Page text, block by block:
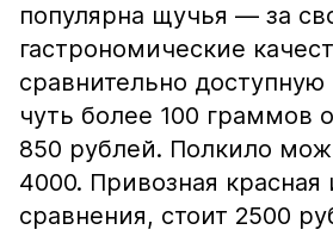
популярна щучья — за
гастрономические
сравнительно доступную
чуть более 100 граммов
850 рублей. Полкило
4000. Привозная красная
сравнения, стоит 2500